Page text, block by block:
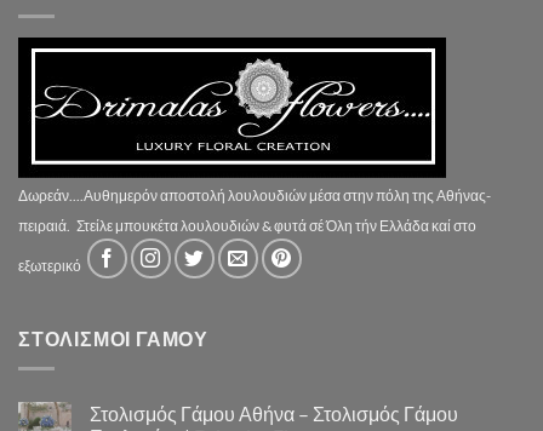
Δωρεάν....Αυθημερόν αποστολή λουλουδιών μέσα στην πόλη της Αθήνας-
πειραιά. Στείλε μπουκέτα λουλουδιών & φυτά σέ Όλη τήν Ελλάδα καί στο
εξωτερικό
ΣΤΟΛΙΣΜΟΙ ΓΑΜΟΥ
Στολισμός Γάμου Αθήνα – Στολισμός Γάμου